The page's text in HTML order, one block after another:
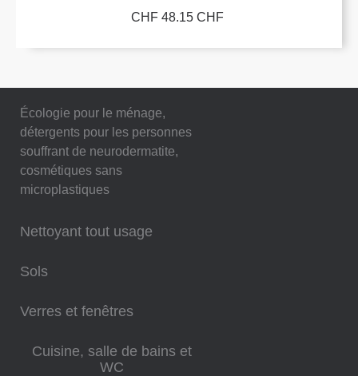
CHF 48.15 CHF
Écologie pour le ménage,
détergents pour les personnes
souffrant de neurodermatite,
cosmétiques sans
microplastiques
Nettoyant tout usage
Sols
Verres et fenêtres
Cuisine, salle de bains et
WC